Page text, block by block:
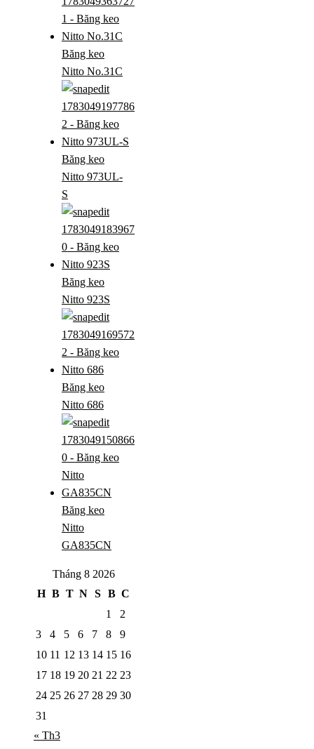
Băng keo
Nitto No.31C
Băng keo
Nitto 973UL-
S
Băng keo
Nitto 923S
Băng keo
Nitto 686
Băng keo
Nitto
GA835CN
Tháng 8 2026
H B T N S B C
1
2
3
4 5 6 7 8
9
10 11 12 13 14 15 16
17 18 19 20 21 22 23
24 25 26 27 28 29 30
31
« Th3